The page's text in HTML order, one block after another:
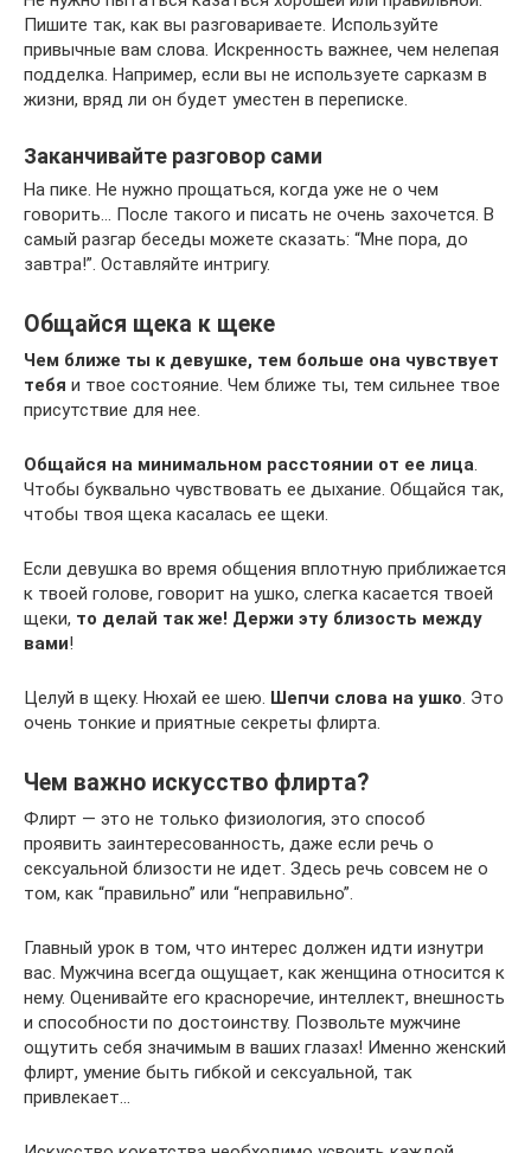
Пишите так, как вы разговариваете. Используйте
привычные вам слова. Искренность важнее, чем нелепая
подделка. Например, если вы не используете сарказм в
жизни, вряд ли он будет уместен в переписке.
Заканчивайте разговор сами
На пике. Не нужно прощаться, когда уже не о чем
говорить… После такого и писать не очень захочется. В
самый разгар беседы можете сказать: “Мне пора, до
завтра!”. Оставляйте интригу.
Общайся щека к щеке
Чем ближе ты к девушке, тем больше она чувствует
тебя и твое состояние. Чем ближе ты, тем сильнее твое
присутствие для нее.
Общайся на минимальном расстоянии от ее лица
Чтобы буквально чувствовать ее дыхание. Общайся так,
чтобы твоя щека касалась ее щеки.
Если девушка во время общения вплотную приближается
к твоей голове, говорит на ушко, слегка касается твоей
щеки, то делай так же! Держи эту близость между
вами!
Целуй в щеку. Нюхай ее шею. Шепчи слова на ушко . Это
очень тонкие и приятные секреты флирта.
Чем важно искусство флирта?
Флирт — это не только физиология, это способ
проявить заинтересованность, даже если речь о
сексуальной близости не идет. Здесь речь совсем не о
том, как “правильно” или “неправильно”.
Главный урок в том, что интерес должен идти изнутри
вас. Мужчина всегда ощущает, как женщина относится к
нему. Оценивайте его красноречие, интеллект, внешность
и способности по достоинству. Позвольте мужчине
ощутить себя значимым в ваших глазах! Именно женский
флирт, умение быть гибкой и сексуальной, так
привлекает…